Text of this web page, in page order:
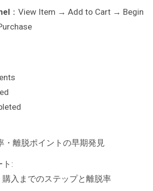
：View Item → Add to Cart → Begin
・離脱ポイントの早期発見
ト:
購入までのステップと離脱率